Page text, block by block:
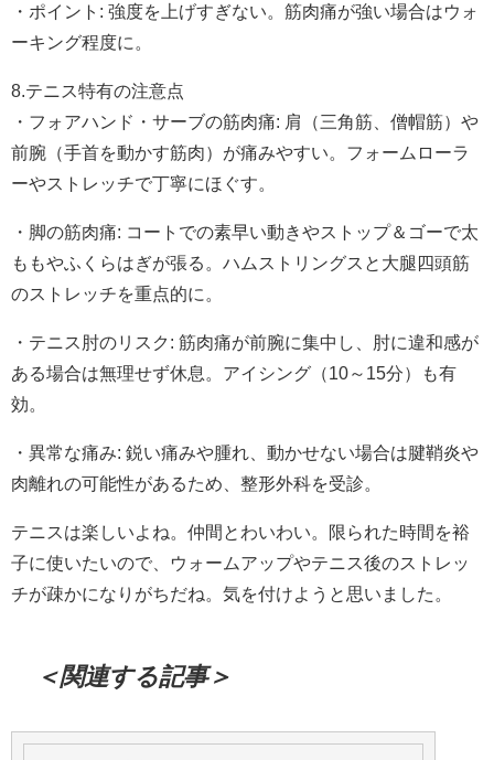
・ポイント: 強度を上げすぎない。筋肉痛が強い場合はウォ
ーキング程度に。
8.テニス特有の注意点
・フォアハンド・サーブの筋肉痛: 肩（三角筋、僧帽筋）や
前腕（手首を動かす筋肉）が痛みやすい。フォームローラ
ーやストレッチで丁寧にほぐす。
・脚の筋肉痛: コートでの素早い動きやストップ＆ゴーで太
ももやふくらはぎが張る。ハムストリングスと大腿四頭筋
のストレッチを重点的に。
・テニス肘のリスク: 筋肉痛が前腕に集中し、肘に違和感が
ある場合は無理せず休息。アイシング（10～15分）も有
効。
・異常な痛み: 鋭い痛みや腫れ、動かせない場合は腱鞘炎や
肉離れの可能性があるため、整形外科を受診。
テニスは楽しいよね。仲間とわいわい。限られた時間を裕
子に使いたいので、ウォームアップやテニス後のストレッ
チが疎かになりがちだね。気を付けようと思いました。
＜関連する記事＞